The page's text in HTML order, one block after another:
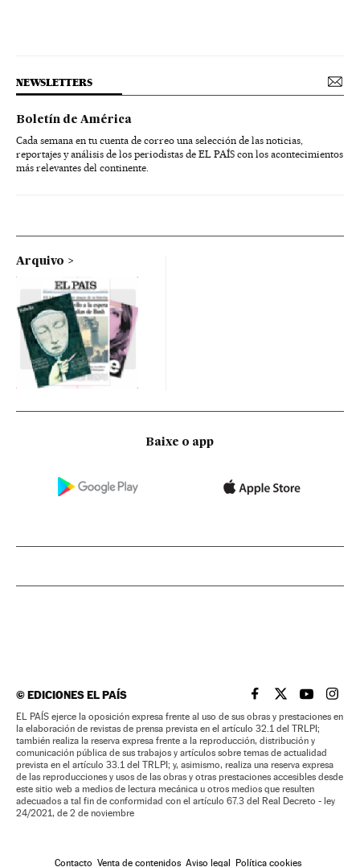
NEWSLETTERS
Boletín de América
Cada semana en tu cuenta de correo una selección de las noticias,
reportajes y análisis de los periodistas de EL PAÍS con los acontecimientos
más relevantes del continente.
Arquivo
Baixe o app
©EDICIONES EL PAÍS EL PAÍS BRASIL EN
EL PAÍSEL PAÍS
EL
EL PAÍS ejerce la oposición expresa frente al uso de sus obras y prestaciones en
la elaboración de revistas de prensa prevista en el artículo 32.1 del TRLPI;
también realiza la reserva expresa frente a la reproducción, distribución y
comunicación pública de sus trabajos y artículos sobre temas de actualidad
prevista en el artículo 33.1 del TRLPI; y, asimismo, realiza una reserva expresa
de las reproducciones y usos de las obras y otras prestaciones accesibles desde
este sitio web a medios de lectura mecánica u otros medios que resulten
adecuados a tal fin de conformidad con el artículo 67.3 del Real Decreto - ley
24/2021, de 2 de noviembre
Contacto Venta de contenidos Aviso legal Política cookies